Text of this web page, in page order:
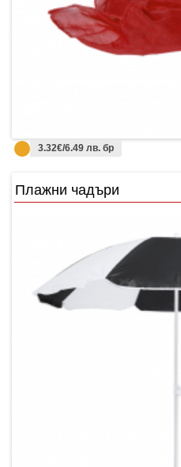
3.32€/6.49 лв. бр
Плажни чадъри